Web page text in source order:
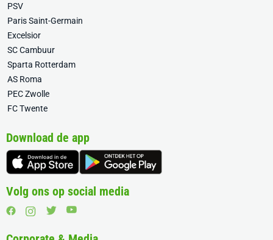
PSV
Paris Saint-Germain
Excelsior
SC Cambuur
Sparta Rotterdam
AS Roma
PEC Zwolle
FC Twente
Download de app
Volg ons op social media